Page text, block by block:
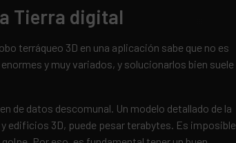
Tierra digital
terráqueo 3D en una aplicación sabe que no es
y muy variados, y solucionarlos bien suele
de datos descomunal. Un modelo detallado de la
edificios 3D, puede pesar terabytes. Es imposible